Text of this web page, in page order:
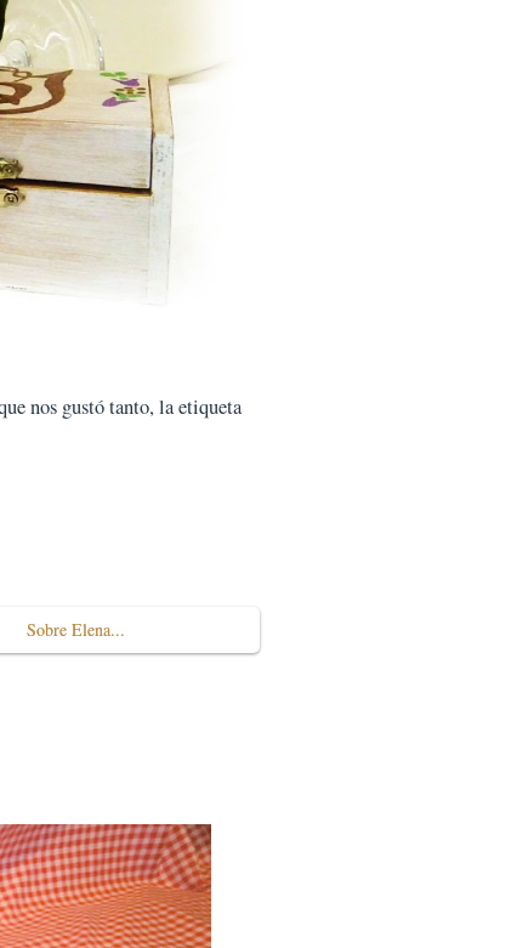
nos gustó tanto, la etiqueta
Sobre Elena...